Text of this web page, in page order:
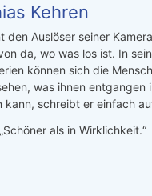
Kehren
den Auslöser seiner
da, wo was los ist. In
können sich die
was ihnen entgangen
kann, schreibt er einfach
„Schöner als in Wirklichkeit.“